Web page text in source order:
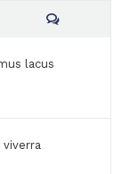
lacus